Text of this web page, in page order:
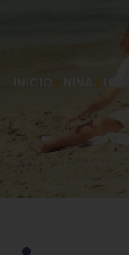
/ /